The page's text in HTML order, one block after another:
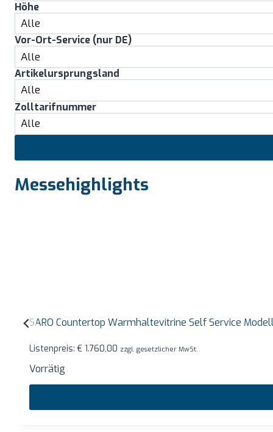
Höhe
Vor-Ort-Service (nur DE)
Artikelursprungsland
Zolltarifnummer
Messehighlights
SARO Countertop Warmhaltevitrine Self Service
Listenpreis: € 1.760,00 zzgl. gesetzlicher MwSt.
Vorrätig